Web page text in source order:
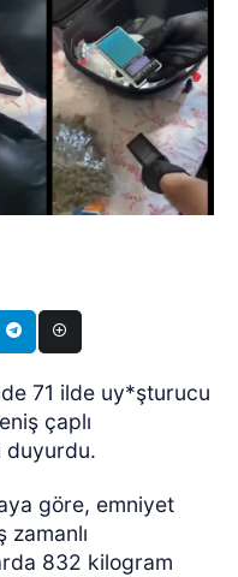
71 ilde uy*şturucu
çaplı
duyurdu.
göre, emniyet
zamanlı
832 kilogram